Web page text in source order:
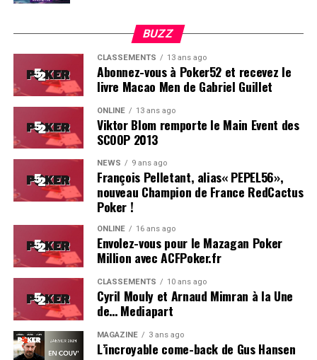
Soleau à gauche, sorti par Logghe au centre
BUZZ
CLASSEMENTS 13 ans ago
Abonnez-vous à Poker52 et recevez le
livre Macao Men de Gabriel Guillet
ONLINE 13 ans ago
Viktor Blom remporte le Main Event des
SCOOP 2013
NEWS 9 ans ago
François Pelletant, alias« PEPEL56»,
nouveau Champion de France RedCactus
Poker !
ONLINE 16 ans ago
Envolez-vous pour le Mazagan Poker
Million avec ACFPoker.fr
CLASSEMENTS 10 ans ago
Cyril Mouly et Arnaud Mimran à la Une
de… Mediapart
MAGAZINE 3 ans ago
L’incroyable come-back de Gus Hansen